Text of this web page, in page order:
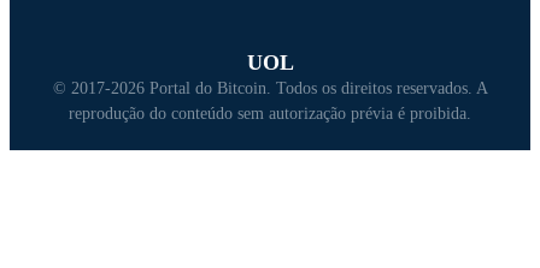
UOL
© 2017-2026 Portal do Bitcoin. Todos os direitos reservados. A
reprodução do conteúdo sem autorização prévia é proibida.